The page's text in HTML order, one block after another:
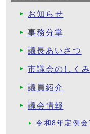
お知らせ
事務分掌
議長あいさつ
市議会のしくみ
議員紹介
議会情報
令和8年定例会